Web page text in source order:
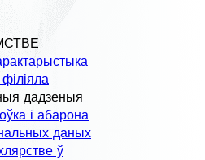
філіяла
дадзеныя
і абарона
даных
ў